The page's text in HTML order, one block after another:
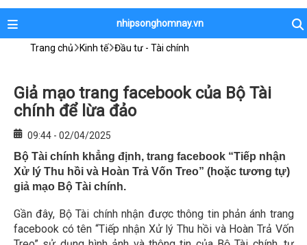
nhipsonghomnay.vn
Trang chủ Kinh tế Đầu tư - Tài chính
Giả mạo trang facebook của Bộ Tài
chính để lừa đảo
09:44 - 02/04/2025
Bộ Tài chính khẳng định, trang facebook “Tiếp nhận
Xử lý Thu hồi và Hoàn Trả Vốn Treo” (hoặc tương tự)
giả mạo Bộ Tài chính.
Gần đây, Bộ Tài chính nhận được thông tin phản ánh trang
facebook có tên “Tiếp nhận Xử lý Thu hồi và Hoàn Trả Vốn